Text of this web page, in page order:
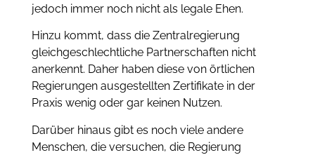
jedoch immer noch nicht als legale Ehen.
Hinzu kommt, dass die Zentralregierung
gleichgeschlechtliche Partnerschaften nicht
anerkennt. Daher haben diese von örtlichen
Regierungen ausgestellten Zertifikate in der
Praxis wenig oder gar keinen Nutzen.
Darüber hinaus gibt es noch viele andere
Menschen, die versuchen, die Regierung